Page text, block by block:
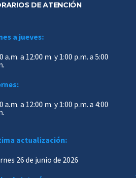
DE ATENCIÓN
a jueves:
a.m. a 12:00 m. y 1:00 p.m. a 5:00
a.m. a 12:00 m. y 1:00 p.m. a 4:00
actualización:
26 de junio de 2026